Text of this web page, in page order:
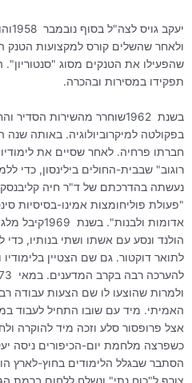
יעקב גויס לצה"ל בסוף נובמבר 1958
ולאחר שהשלים קורס למקצועות הטנק
שהפעילו את הטנקים מסוג "סנטוריון".
תפקידו במסירות ובהכרה.
בשנת 1962שוחרר מהשירות הסדיר
בפקולטה למיקרוביולוגיה. באותה
חברתו פרחיה. לאחר שסיים את
רוגוב" שבבית-החולים בילינסון, כדי
נעשתה בהדרכתם של ד"ר חיה
"פעולת פוליחומצות אמינו-בסיסיות
אדומות ולבנות". בשנת 1969קיבל
הולנד ונסע עם אשתו ושתי בנותיו, כדי
לתואר דוקטור. גם שם הצטיין
להערכה רבה בקרב המדענים. במאי
ולמרות שהוצעו לו שם הצעות עבודה
האמיתי. מיד עם שובו התחיל לעבוד
אצל פרופסור סלע וזכה מיד להוקרה
כשפרצה מלחמת יום-הכיפורים ניסה
הסתבר שבגלל הלימודים בחוץ-לארץ